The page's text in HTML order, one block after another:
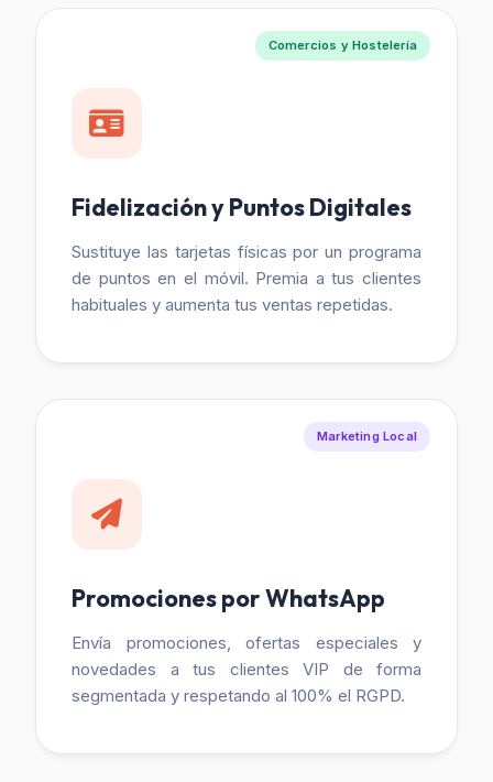
Comercios y Hostelería
Fidelización y Puntos Digitales
Sustituye las tarjetas físicas por un programa
de puntos en el móvil. Premia a tus clientes
habituales y aumenta tus ventas repetidas.
Marketing Local
Promociones por WhatsApp
Envía promociones, ofertas especiales y
novedades a tus clientes VIP de forma
segmentada y respetando al 100% el RGPD.